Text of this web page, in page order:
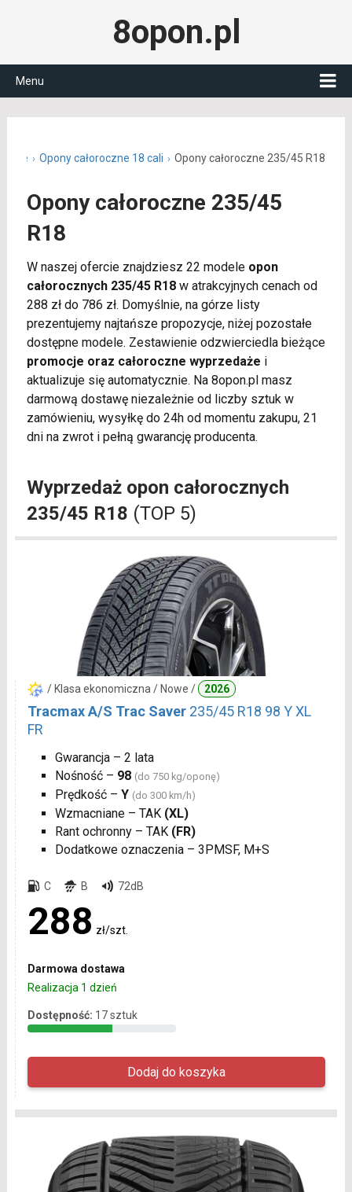
8opon.pl
Menu
Opony całoroczne 18 cali Opony całoroczne 235/45 R18
Opony całoroczne 235/45
R18
W naszej ofercie znajdziesz 22 modele opon
całorocznych 235/45 R18w atrakcyjnych cenach od
288 zł do 786 zł. Domyślnie, na górze listy
prezentujemy najtańsze propozycje, niżej pozostałe
dostępne modele. Zestawienie odzwierciedla bieżące
promocje oraz całoroczne wyprzedaże i
aktualizuje się automatycznie. Na 8opon.pl masz
darmową dostawę niezależnie od liczby sztuk w
zamówieniu, wysyłkę do 24h od momentu zakupu, 21
dni na zwrot i pełną gwarancję producenta.
Wyprzedaż opon całorocznych
235/45 R18 (TOP 5)
/ Klasa ekonomiczna / Nowe / 2026
Tracmax A/S Trac Saver 235/45 R18 98 Y XL
FR
Gwarancja – 2 lata
Nośność – 98 (do 750 kg/oponę)
Prędkość – Y (do 300 km/h)
Wzmacniane – TAK (XL)
Rant ochronny – TAK (FR)
Dodatkowe oznaczenia – 3PMSF, M+S
C B 72dB
288 zł/szt.
Darmowa dostawa
Realizacja 1 dzień
Dostępność: 17 sztuk